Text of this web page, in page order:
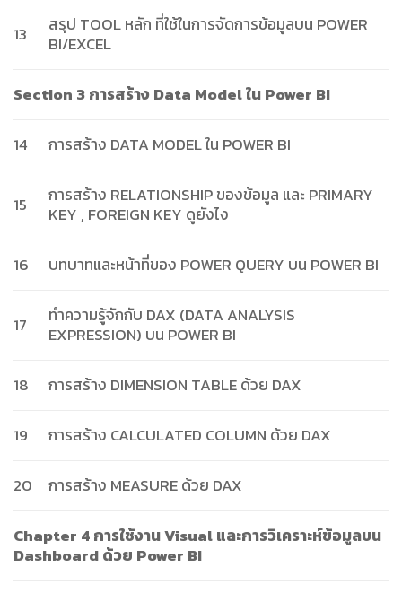
13
สรุป TOOL หลัก ที่ใช้ในการจัดการข้อมูลบน POWER
BI/EXCEL
Section 3 การสร้าง Data Model ใน Power BI
14 การสร้าง DATA MODEL ใน POWER BI
15
การสร้าง RELATIONSHIP ของข้อมูล และ PRIMARY
KEY , FOREIGN KEY ดูยังไง
16 บทบาทและหน้าที่ของ POWER QUERY บน POWER BI
17
ทำความรู้จักกับ DAX (DATA ANALYSIS
EXPRESSION) บน POWER BI
18 การสร้าง DIMENSION TABLE ด้วย DAX
19 การสร้าง CALCULATED COLUMN ด้วย DAX
20 การสร้าง MEASURE ด้วย DAX
Chapter 4 การใช้งาน Visual และการวิเคราะห์ข้อมูลบน
Dashboard ด้วย Power BI